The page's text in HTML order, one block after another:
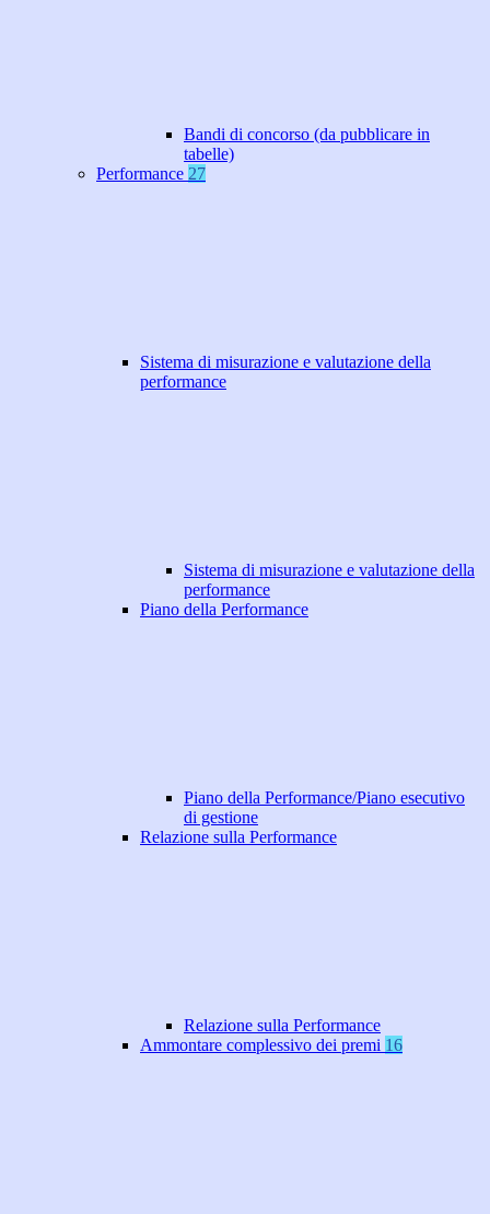
Bandi di concorso (da pubblicare in
tabelle)
Performance 27
Sistema di misurazione e valutazione della
performance
Sistema di misurazione e valutazione della
performance
Piano della Performance
Piano della Performance/Piano esecutivo
di gestione
Relazione sulla Performance
Relazione sulla Performance
Ammontare complessivo dei premi 16